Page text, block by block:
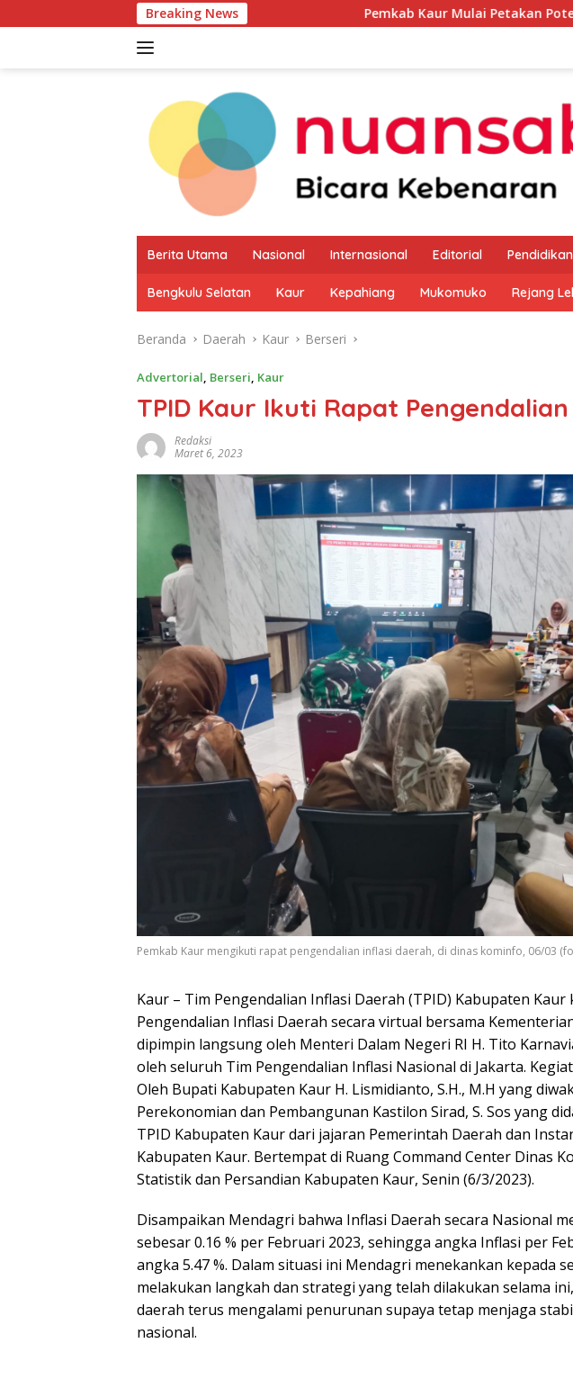
ke
Breaking News Pemkab Kaur Mulai Petakan Potensi Produk
Berita Utama Nasional Internasional Editorial Pendidikan
Bengkulu Selatan Kaur Kepahiang Mukomuko Rejang
Beranda Daerah Kaur Berseri
Advertorial, Berseri, Kaur
TPID Kaur Ikuti Rapat
Redaksi
Maret 6, 2023
Pemkab Kaur mengikuti rapat pengendalian inflasi daerah, di dinas kominfo, 06/03
Kaur – Tim Pengendalian Inflasi Daerah (TPID) Kabupaten
Pengendalian Inflasi Daerah secara virtual bersama
dipimpin langsung oleh Menteri Dalam Negeri RI H. Tito
oleh seluruh Tim Pengendalian Inflasi Nasional di Jakarta.
Oleh Bupati Kabupaten Kaur H. Lismidianto, S.H., M.H yang
Perekonomian dan Pembangunan Kastilon Sirad, S. Sos yang
TPID Kabupaten Kaur dari jajaran Pemerintah Daerah dan
Kabupaten Kaur. Bertempat di Ruang Command Center Dinas
Statistik dan Persandian Kabupaten Kaur, Senin (6/3/2023).
Disampaikan Mendagri bahwa Inflasi Daerah secara Nasional
sebesar 0.16 % per Februari 2023, sehingga angka Inflasi per
angka 5.47 %. Dalam situasi ini Mendagri menekankan kepada
melakukan langkah dan strategi yang telah dilakukan selama
daerah terus mengalami penurunan supaya tetap menjaga
nasional.